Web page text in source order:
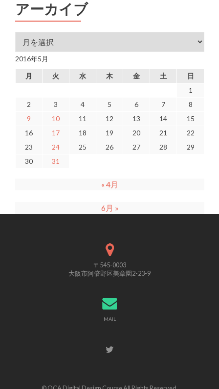
アーカイブ
アーカイブ
2016年5月
月 火 水 木 金 土
日
1
2
3 4 5 6 7
8
9
10 11 12 13 14
15
16
17 18 19 20 21
22
23
24 25 26 27 28
29
30
31
« 4月
6月 »
〒545-0003
大阪市阿倍野区美章園2-23-9
MAIL